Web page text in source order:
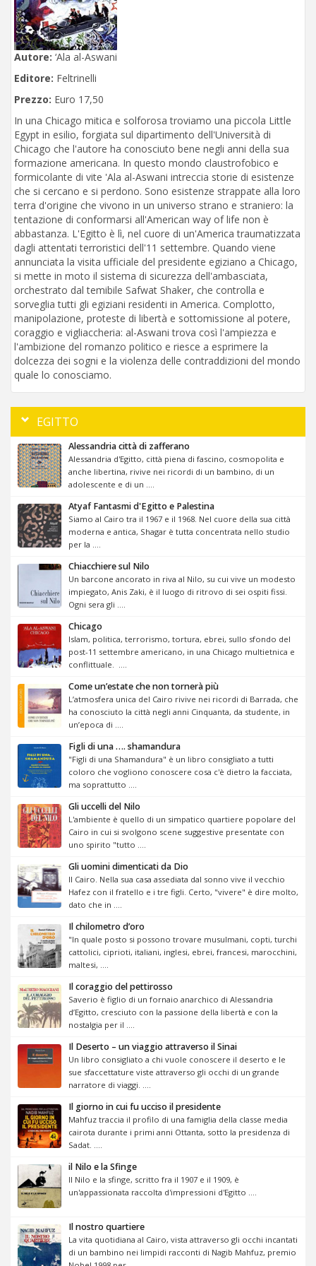
Autore: ‘Ala al-Aswani
Editore: Feltrinelli
Prezzo: Euro 17,50
In una Chicago mitica e solforosa troviamo una piccola Little
Egypt in esilio, forgiata sul dipartimento dell'Università di
Chicago che l'autore ha conosciuto bene negli anni della sua
formazione americana. In questo mondo claustrofobico e
formicolante di vite 'Ala al-Aswani intreccia storie di esistenze
che si cercano e si perdono. Sono esistenze strappate alla loro
terra d'origine che vivono in un universo strano e straniero: la
tentazione di conformarsi all'American way of life non è
abbastanza. L'Egitto è lì, nel cuore di un'America traumatizzata
dagli attentati terroristici dell'11 settembre. Quando viene
annunciata la visita ufficiale del presidente egiziano a Chicago,
si mette in moto il sistema di sicurezza dell'ambasciata,
orchestrato dal temibile Safwat Shaker, che controlla e
sorveglia tutti gli egiziani residenti in America. Complotto,
manipolazione, proteste di libertà e sottomissione al potere,
coraggio e vigliaccheria: al-Aswani trova così l'ampiezza e
l'ambizione del romanzo politico e riesce a esprimere la
dolcezza dei sogni e la violenza delle contraddizioni del mondo
quale lo conosciamo.
EGITTO
Alessandria città di zafferano
Alessandria d'Egitto, città piena di fascino, cosmopolita e
anche libertina, rivive nei ricordi di un bambino, di un
adolescente e di un ....
Atyaf Fantasmi d'Egitto e Palestina
Siamo al Cairo tra il 1967 e il 1968. Nel cuore della sua città
moderna e antica, Shagar è tutta concentrata nello studio
per la ....
Chiacchiere sul Nilo
Un barcone ancorato in riva al Nilo, su cui vive un modesto
impiegato, Anis Zaki, è il luogo di ritrovo di sei ospiti fissi.
Ogni sera gli ....
Chicago
Islam, politica, terrorismo, tortura, ebrei, sullo sfondo del
post-11 settembre americano, in una Chicago multietnica e
conflittuale. ....
Come un’estate che non tornerà più
L’atmosfera unica del Cairo rivive nei ricordi di Barrada, che
ha conosciuto la città negli anni Cinquanta, da studente, in
un’epoca di ....
Figli di una …. shamandura
"Figli di una Shamandura" è un libro consigliato a tutti
coloro che vogliono conoscere cosa c'è dietro la facciata,
ma soprattutto ....
Gli uccelli del Nilo
L'ambiente è quello di un simpatico quartiere popolare del
Cairo in cui si svolgono scene suggestive presentate con
uno spirito "tutto ....
Gli uomini dimenticati da Dio
II Cairo. Nella sua casa assediata dal sonno vive il vecchio
Hafez con il fratello e i tre figli. Certo, "vivere" è dire molto,
dato che in ....
Il chilometro d’oro
"In quale posto si possono trovare musulmani, copti, turchi
cattolici, ciprioti, italiani, inglesi, ebrei, francesi, marocchini,
maltesi, ....
Il coraggio del pettirosso
Saverio è figlio di un fornaio anarchico di Alessandria
d’Egitto, cresciuto con la passione della libertà e con la
nostalgia per il ....
Il Deserto – un viaggio attraverso il Sinai
Un libro consigliato a chi vuole conoscere il deserto e le
sue sfaccettature viste attraverso gli occhi di un grande
narratore di viaggi. ....
Il giorno in cui fu ucciso il presidente
Mahfuz traccia il profilo di una famiglia della classe media
cairota durante i primi anni Ottanta, sotto la presidenza di
Sadat. ....
il Nilo e la Sfinge
Il Nilo e la sfinge, scritto fra il 1907 e il 1909, è
un'appassionata raccolta d'impressioni d'Egitto ....
Il nostro quartiere
La vita quotidiana al Cairo, vista attraverso gli occhi incantati
di un bambino nei limpidi racconti di Nagib Mahfuz, premio